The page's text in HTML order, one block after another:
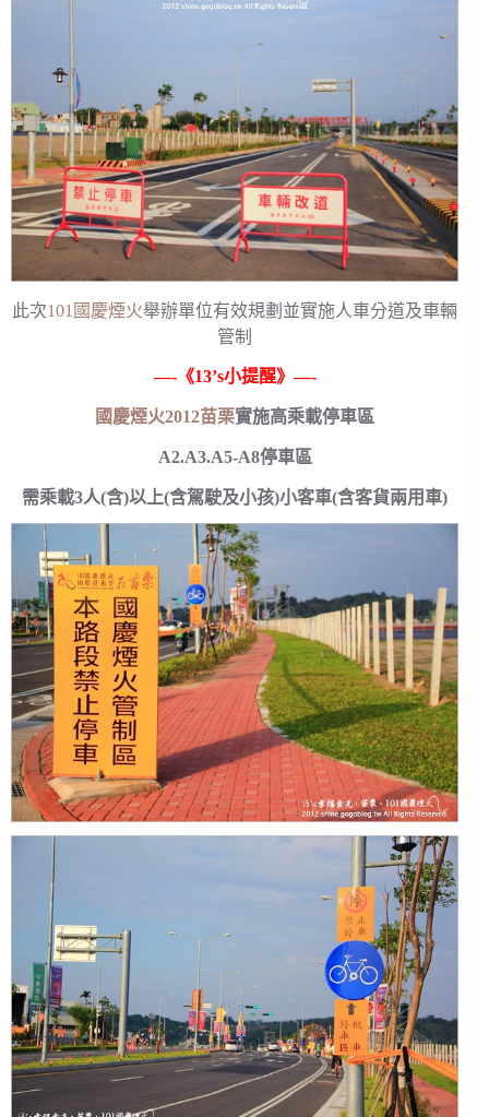
此次101國慶煙火舉辦單位有效規劃並實施人車分道及車輛
管制
—-《13’s小提醒》—-
國慶煙火2012苗栗實施高乘載停車區
A2.A3.A5-A8停車區
需乘載3人(含)以上(含駕駛及小孩)小客車(含客貨兩用車)